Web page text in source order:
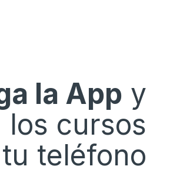
la App y
los cursos
teléfono